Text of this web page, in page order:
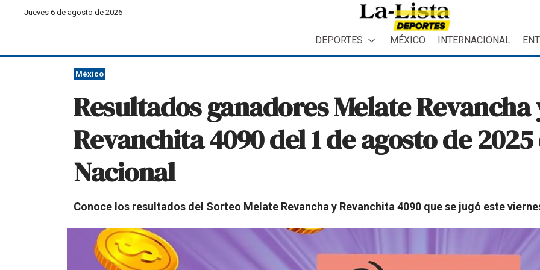
Jueves 6 de agosto de 2026
DEPORTES MÉXICO INTERNACIONAL
México
Resultados ganadores Melate Revancha
Revanchita 4090 del 1 de agosto de
Nacional
Conoce los resultados del Sorteo Melate Revancha y Revanchita 4090 que se jugó este